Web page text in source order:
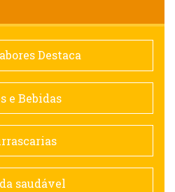
saudável
Destaca
e Bebidas
saudável